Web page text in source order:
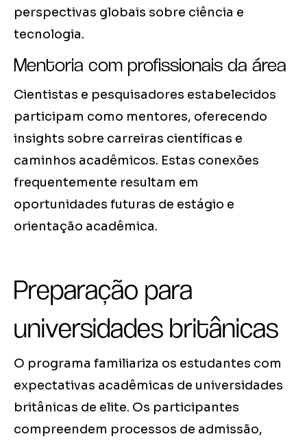
perspectivas globais sobre ciência e
tecnologia.
Mentoria com profissionais da área
Cientistas e pesquisadores estabelecidos
participam como mentores, oferecendo
insights sobre carreiras científicas e
caminhos acadêmicos. Estas conexões
frequentemente resultam em
oportunidades futuras de estágio e
orientação acadêmica.
Preparação para
universidades britânicas
O programa familiariza os estudantes com
expectativas acadêmicas de universidades
britânicas de elite. Os participantes
compreendem processos de admissão,